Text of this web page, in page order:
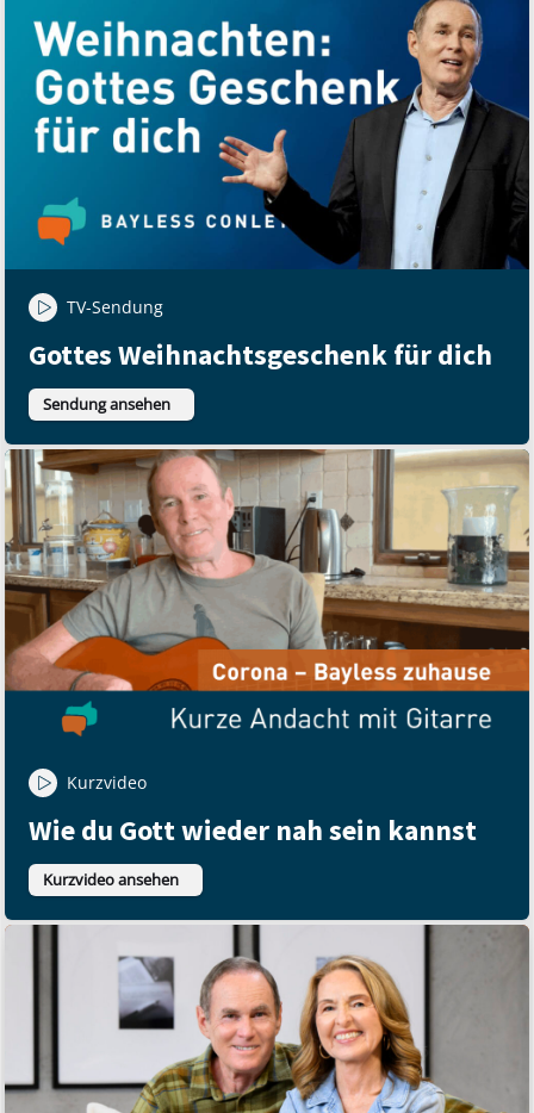
TV-Sendung
Gottes Weihnachtsgeschenk für dich
Sendung ansehen
Kurzvideo
Wie du Gott wieder nah sein kannst
Kurzvideo ansehen